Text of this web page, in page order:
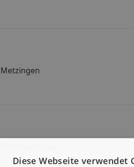
Diese Webseite verwendet